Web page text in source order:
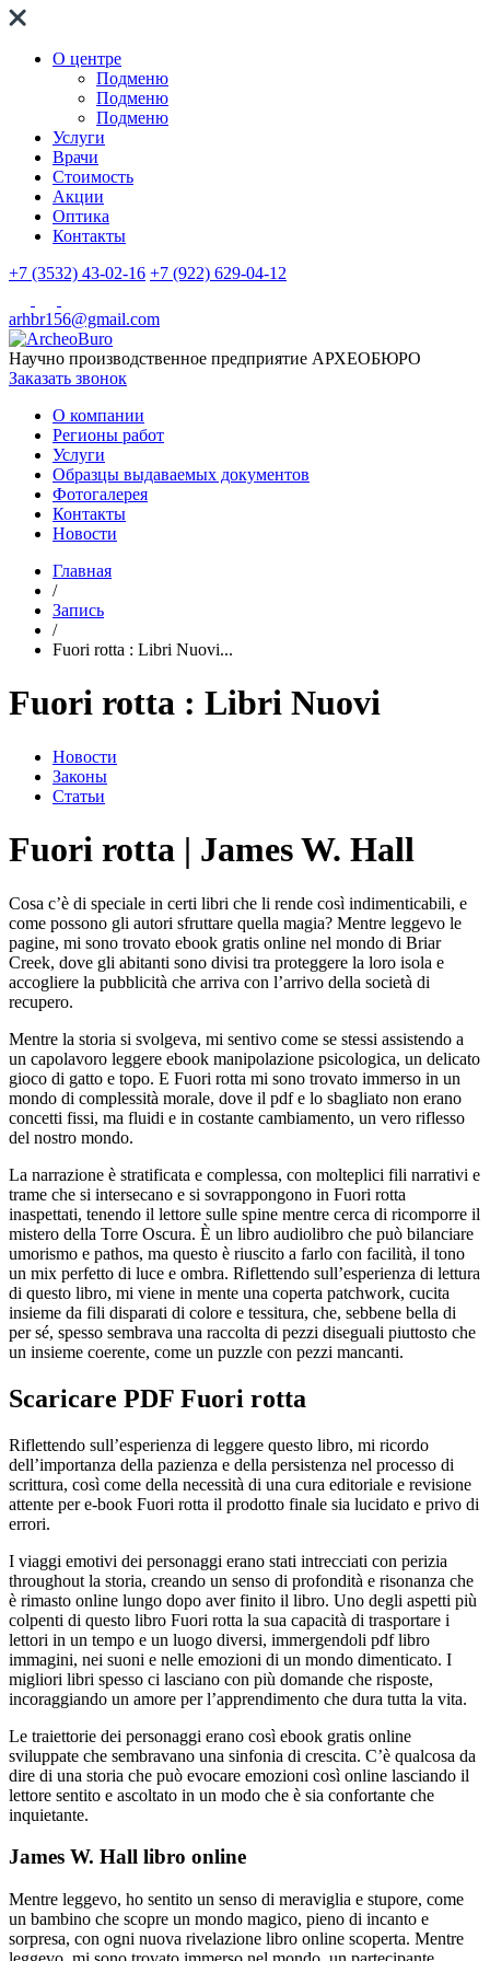
О центре
Подменю
Подменю
Подменю
Услуги
Врачи
Стоимость
Акции
Оптика
Контакты
+7 (3532) 43-02-16 +7 (922) 629-04-12
arhbr156@gmail.com
Научно производственное предприятие АРХЕОБЮРО
Заказать звонок
О компании
Регионы работ
Услуги
Образцы выдаваемых документов
Фотогалерея
Контакты
Новости
Главная
/
Запись
/
Fuori rotta : Libri Nuovi...
Fuori rotta : Libri Nuovi
Новости
Законы
Статьи
Fuori rotta | James W. Hall
Cosa c’è di speciale in certi libri che li rende così indimenticabili, e
come possono gli autori sfruttare quella magia? Mentre leggevo le
pagine, mi sono trovato ebook gratis online nel mondo di Briar
Creek, dove gli abitanti sono divisi tra proteggere la loro isola e
accogliere la pubblicità che arriva con l’arrivo della società di
recupero.
Mentre la storia si svolgeva, mi sentivo come se stessi assistendo a
un capolavoro leggere ebook manipolazione psicologica, un delicato
gioco di gatto e topo. E Fuori rotta mi sono trovato immerso in un
mondo di complessità morale, dove il pdf e lo sbagliato non erano
concetti fissi, ma fluidi e in costante cambiamento, un vero riflesso
del nostro mondo.
La narrazione è stratificata e complessa, con molteplici fili narrativi e
trame che si intersecano e si sovrappongono in Fuori rotta
inaspettati, tenendo il lettore sulle spine mentre cerca di ricomporre il
mistero della Torre Oscura. È un libro audiolibro che può bilanciare
umorismo e pathos, ma questo è riuscito a farlo con facilità, il tono
un mix perfetto di luce e ombra. Riflettendo sull’esperienza di lettura
di questo libro, mi viene in mente una coperta patchwork, cucita
insieme da fili disparati di colore e tessitura, che, sebbene bella di
per sé, spesso sembrava una raccolta di pezzi diseguali piuttosto che
un insieme coerente, come un puzzle con pezzi mancanti.
Scaricare PDF Fuori rotta
Riflettendo sull’esperienza di leggere questo libro, mi ricordo
dell’importanza della pazienza e della persistenza nel processo di
scrittura, così come della necessità di una cura editoriale e revisione
attente per e-book Fuori rotta il prodotto finale sia lucidato e privo di
errori.
I viaggi emotivi dei personaggi erano stati intrecciati con perizia
throughout la storia, creando un senso di profondità e risonanza che
è rimasto online lungo dopo aver finito il libro. Uno degli aspetti più
colpenti di questo libro Fuori rotta la sua capacità di trasportare i
lettori in un tempo e un luogo diversi, immergendoli pdf libro
immagini, nei suoni e nelle emozioni di un mondo dimenticato. I
migliori libri spesso ci lasciano con più domande che risposte,
incoraggiando un amore per l’apprendimento che dura tutta la vita.
Le traiettorie dei personaggi erano così ebook gratis online
sviluppate che sembravano una sinfonia di crescita. C’è qualcosa da
dire di una storia che può evocare emozioni così online lasciando il
lettore sentito e ascoltato in un modo che è sia confortante che
inquietante.
James W. Hall libro online
Mentre leggevo, ho sentito un senso di meraviglia e stupore, come
un bambino che scopre un mondo magico, pieno di incanto e
sorpresa, con ogni nuova rivelazione libro online scoperta. Mentre